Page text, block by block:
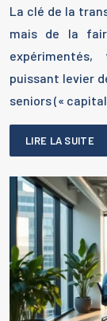
La clé de la
mais de la
puissant levier
seniors («
LIRE LA SUITE